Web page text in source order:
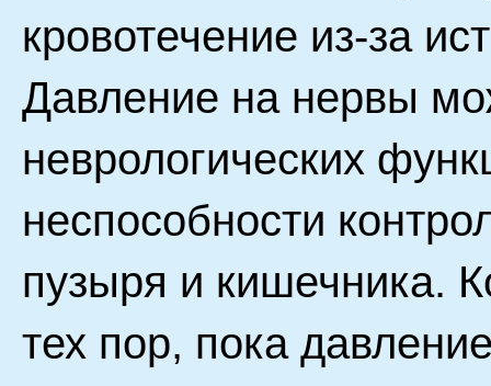
кровотечение из-за
Давление на нервы
неврологических
неспособности
пузыря и кишечника.
тех пор, пока